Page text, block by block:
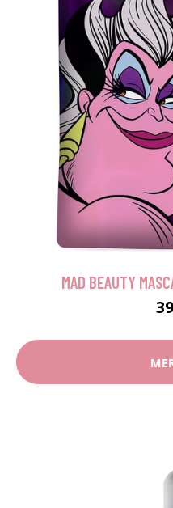
MAD BEAUTY